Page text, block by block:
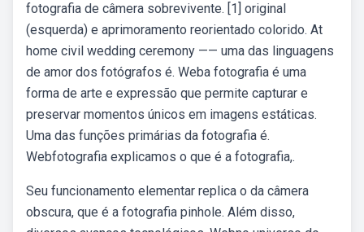
fotografia de câmera sobrevivente. [1] original
(esquerda) e aprimoramento reorientado colorido. At
home civil wedding ceremony —— uma das linguagens
de amor dos fotógrafos é. Weba fotografia é uma
forma de arte e expressão que permite capturar e
preservar momentos únicos em imagens estáticas.
Uma das funções primárias da fotografia é.
Webfotografia explicamos o que é a fotografia,.
Seu funcionamento elementar replica o da câmera
obscura, que é a fotografia pinhole. Além disso,